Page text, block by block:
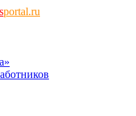
portal.ru